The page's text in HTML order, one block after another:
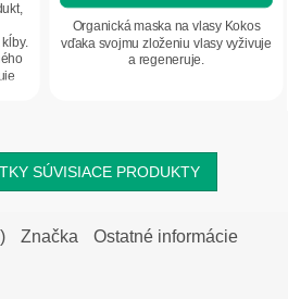
Organická maska na vlasy Kokos
vďaka svojmu zloženiu vlasy vyživuje
a regeneruje.
SÚVISIACE PRODUKTY
Značka Ostatné informácie